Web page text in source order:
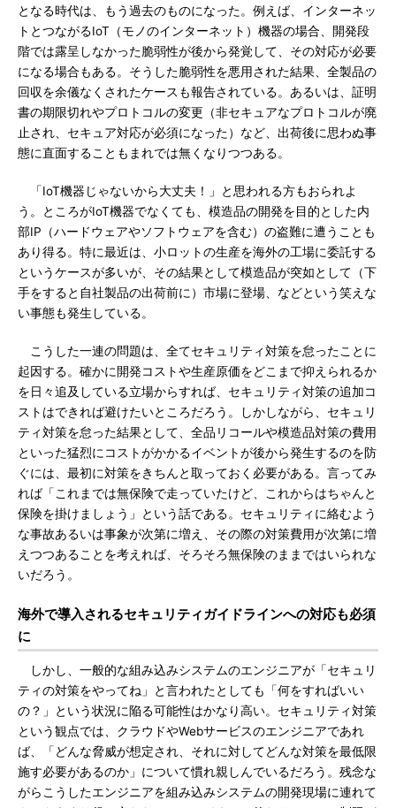
となる時代は、もう過去のものになった。例えば、インターネッ
トとつながるIoT（モノのインターネット）機器の場合、開発段
階では露呈しなかった脆弱性が後から発覚して、その対応が必要
になる場合もある。そうした脆弱性を悪用された結果、全製品の
回収を余儀なくされたケースも報告されている。あるいは、証明
書の期限切れやプロトコルの変更（非セキュアなプロトコルが廃
止され、セキュア対応が必須になった）など、出荷後に思わぬ事
態に直面することもまれでは無くなりつつある。
「IoT機器じゃないから大丈夫！」と思われる方もおられよ
う。ところがIoT機器でなくても、模造品の開発を目的とした内
部IP（ハードウェアやソフトウェアを含む）の盗難に遭うことも
あり得る。特に最近は、小ロットの生産を海外の工場に委託する
というケースが多いが、その結果として模造品が突如として（下
手をすると自社製品の出荷前に）市場に登場、などという笑えな
い事態も発生している。
こうした一連の問題は、全てセキュリティ対策を怠ったことに
起因する。確かに開発コストや生産原価をどこまで抑えられるか
を日々追及している立場からすれば、セキュリティ対策の追加コ
ストはできれば避けたいところだろう。しかしながら、セキュリ
ティ対策を怠った結果として、全品リコールや模造品対策の費用
といった猛烈にコストがかかるイベントが後から発生するのを防
ぐには、最初に対策をきちんと取っておく必要がある。言ってみ
れば「これまでは無保険で走っていたけど、これからはちゃんと
保険を掛けましょう」という話である。セキュリティに絡むよう
な事故あるいは事象が次第に増え、その際の対策費用が次第に増
えつつあることを考えれば、そろそろ無保険のままではいられな
いだろう。
海外で導入されるセキュリティガイドラインへの対応も必須
に
しかし、一般的な組み込みシステムのエンジニアが「セキュリ
ティの対策をやってね」と言われたとしても「何をすればいい
の？」という状況に陥る可能性はかなり高い。セキュリティ対策
という観点では、クラウドやWebサービスのエンジニアであれ
ば、「どんな脅威が想定され、それに対してどんな対策を最低限
施す必要があるのか」について慣れ親しんでいるだろう。残念な
がらこうしたエンジニアを組み込みシステムの開発現場に連れて